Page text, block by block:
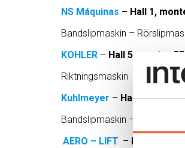
NS Máquinas – Hall 1,
Bandslipmaskin –
KOHLER – Hall 5, monter
Riktningsmaskin
Kuhlmeyer – Hall 5, monter
Bandslipmaskin – Fasning
AERO – LIFT – Hall 1,